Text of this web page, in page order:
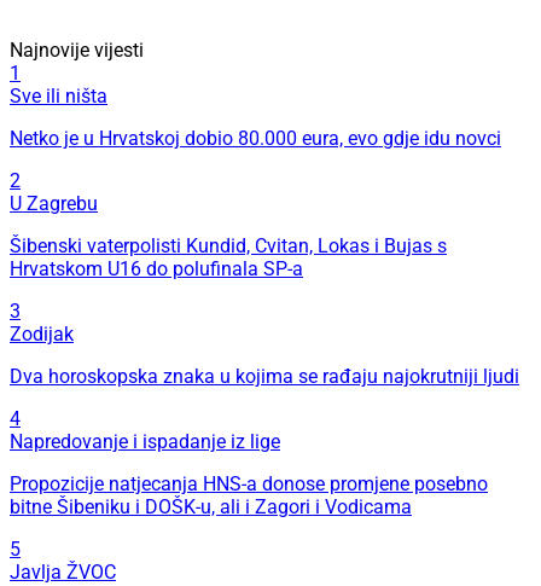
Najnovije vijesti
1
Sve ili ništa
Netko je u Hrvatskoj dobio 80.000 eura, evo gdje idu novci
2
U Zagrebu
Šibenski vaterpolisti Kundid, Cvitan, Lokas i Bujas s
Hrvatskom U16 do polufinala SP-a
3
Zodijak
Dva horoskopska znaka u kojima se rađaju najokrutniji ljudi
4
Napredovanje i ispadanje iz lige
Propozicije natjecanja HNS-a donose promjene posebno
bitne Šibeniku i DOŠK-u, ali i Zagori i Vodicama
5
Javlja ŽVOC